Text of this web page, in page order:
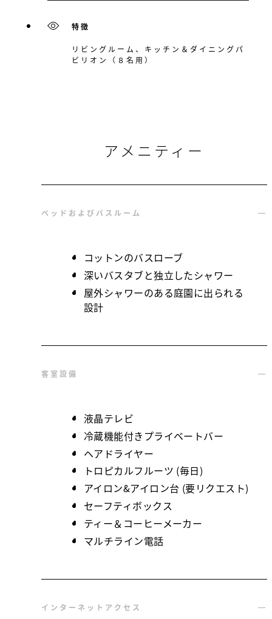
特徴
リビングルーム、キッチン＆ダイニングパ
ビリオン（８名用）
アメニティー
ベッドおよびバスルーム
コットンのバスローブ
深いバスタブと独立したシャワー
屋外シャワーのある庭園に出られる
設計
客室設備
液晶テレビ
冷蔵機能付きプライベートバー
ヘアドライヤー
トロピカルフルーツ (毎日)
アイロン&アイロン台 (要リクエスト)
セーフティボックス
ティー＆コーヒーメーカー
マルチライン電話
インターネットアクセス